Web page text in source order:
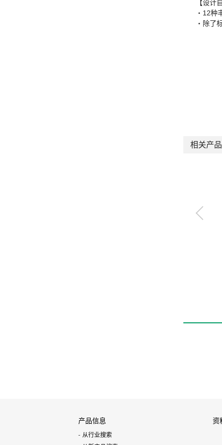
【设计
・12种
・除了
相关产品
产品信息
从行业搜索
资